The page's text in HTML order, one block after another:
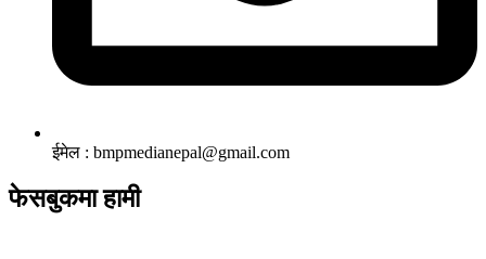
ईमेल : bmpmedianepal@gmail.com
फेसबुकमा हामी